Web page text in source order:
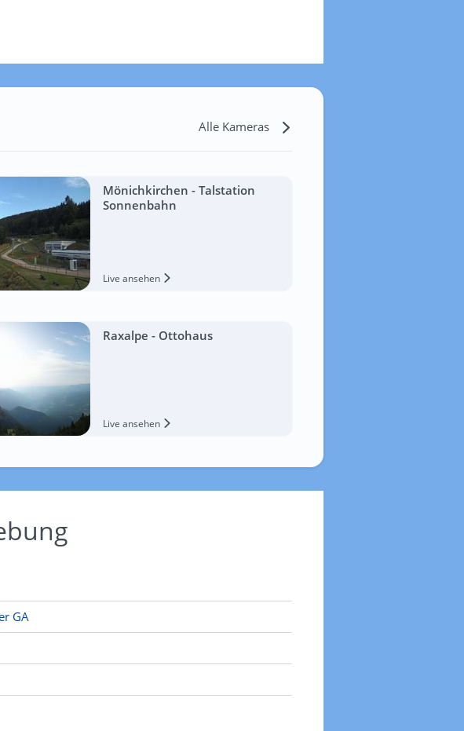
Alle Kameras
Mönichkirchen - Talstation
Sonnenbahn
Live ansehen
Raxalpe - Ottohaus
Live ansehen
GA